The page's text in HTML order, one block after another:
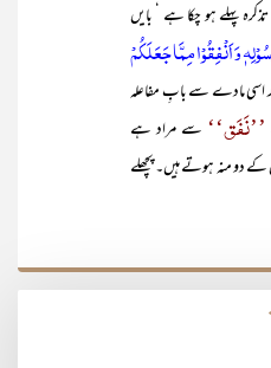
پہلے ہو چکا ہے ‘ بایں
وَ اَنۡفِقُوۡا مِمَّا جَعَلَکُمۡ
اسی مادے سے بابِ مفاعلہ
’’نَفَق‘‘ سے مراد ہے
دو منہ ہوتے ہیں۔ پچھلے